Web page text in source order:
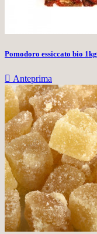
Pomodoro essiccato bio 1kg
 Anteprima